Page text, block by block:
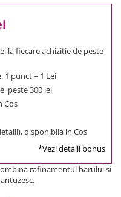
la fiecare achizitie de peste
punct = 1 Lei
peste 300 lei
Cos
disponibila in Cos
*Vezi detalii bonus
rafinamentul barului si